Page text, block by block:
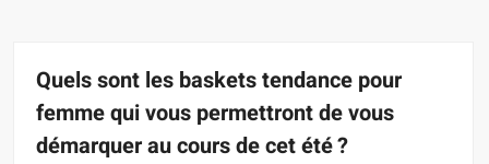
Quels sont les baskets tendance pour
femme qui vous permettront de vous
démarquer au cours de cet été ?